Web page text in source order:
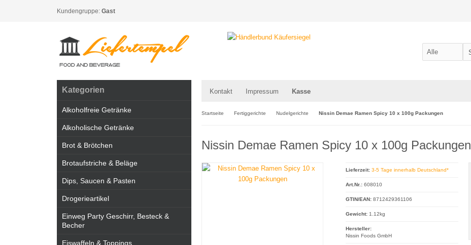
Kundengruppe: Gast
Kontakt Impressum Kasse
Startseite Fertiggerichte Nudelgerichte Nissin Demae Ramen Spicy 10 x 100g Packungen
Nissin Demae Ramen Spicy 10 x 100g Packungen
Lieferzeit: 3-5 Tage innerhalb Deutschland*
Art.Nr.: 608010
GTIN/EAN: 8712429361106
Gewicht:1.12kg
Hersteller:
Nissin Foods GmbH
Kategorien
Alkoholfreie Getränke
Alkoholische Getränke
Brot & Brötchen
Brotaufstriche & Beläge
Dips, Saucen & Pasten
Drogerieartikel
Einweg Party Geschirr, Besteck &
Becher
Eiswaffeln & Toppings